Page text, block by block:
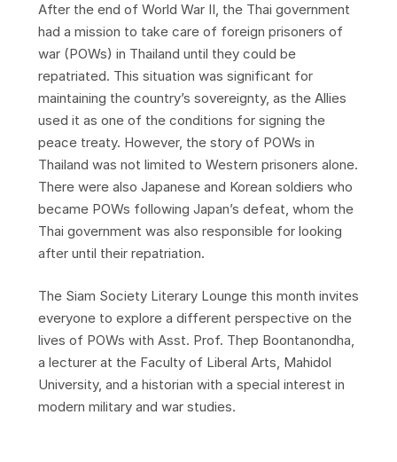
After the end of World War II, the Thai government
had a mission to take care of foreign prisoners of
war (POWs) in Thailand until they could be
repatriated. This situation was significant for
maintaining the country’s sovereignty, as the Allies
used it as one of the conditions for signing the
peace treaty. However, the story of POWs in
Thailand was not limited to Western prisoners alone.
There were also Japanese and Korean soldiers who
became POWs following Japan’s defeat, whom the
Thai government was also responsible for looking
after until their repatriation.
The Siam Society Literary Lounge this month invites
everyone to explore a different perspective on the
lives of POWs with Asst. Prof. Thep Boontanondha,
a lecturer at the Faculty of Liberal Arts, Mahidol
University, and a historian with a special interest in
modern military and war studies.